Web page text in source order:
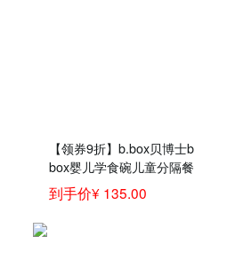
【领券9折】b.box贝博士b
box婴儿学食碗儿童分隔餐
盘 +勺叉套装 bbox宝宝吃
饭组合套装 葡萄紫
到手价¥ 135.00